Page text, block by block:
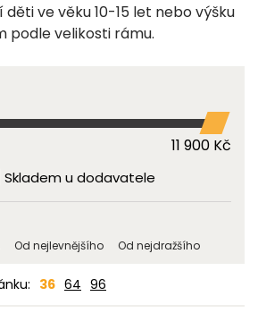
ve věku 10-15 let nebo výšku
podle velikosti rámu.
11 900 Kč
Skladem u dodavatele
Od nejlevnějšího Od nejdražšího
36 64 96